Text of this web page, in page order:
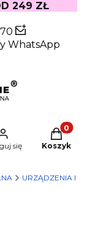
249 ZŁ
WhatsApp
się Koszyk
URZĄDZENIA I